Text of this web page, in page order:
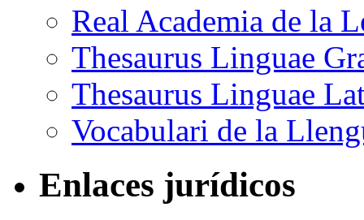
Real Academia de la
Thesaurus Linguae
Thesaurus Linguae
Vocabulari de la
Enlaces jurídicos